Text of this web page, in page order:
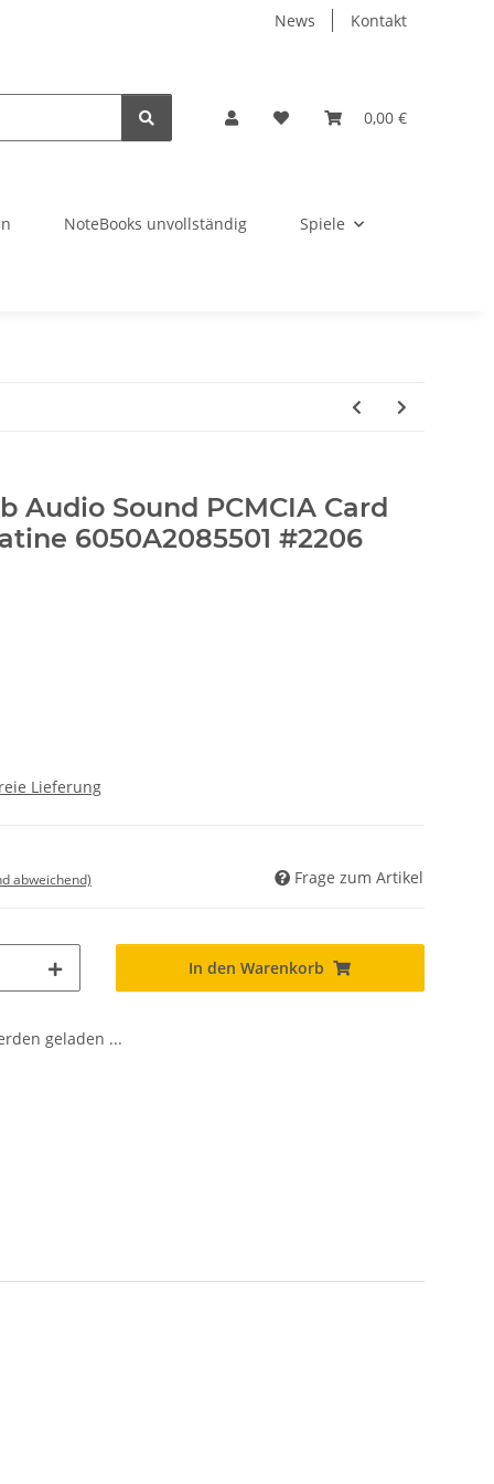
News Kontakt
0,00 €
NoteBooks unvollständig Spiele
Audio Sound PCMCIA Card
6050A2085501 #2206
Lieferung
abweichend) Frage zum Artikel
In den Warenkorb
geladen ...